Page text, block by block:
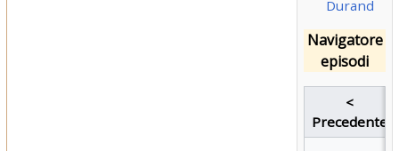
Durand
Navigatore
episodi
<
Precedente